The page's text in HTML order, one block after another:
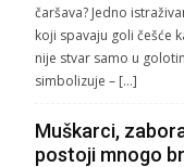
čaršava? Jedno
koji spavaju goli češće
nije stvar samo u
simbolizuje – […]
Muškarci,
postoji mnogo